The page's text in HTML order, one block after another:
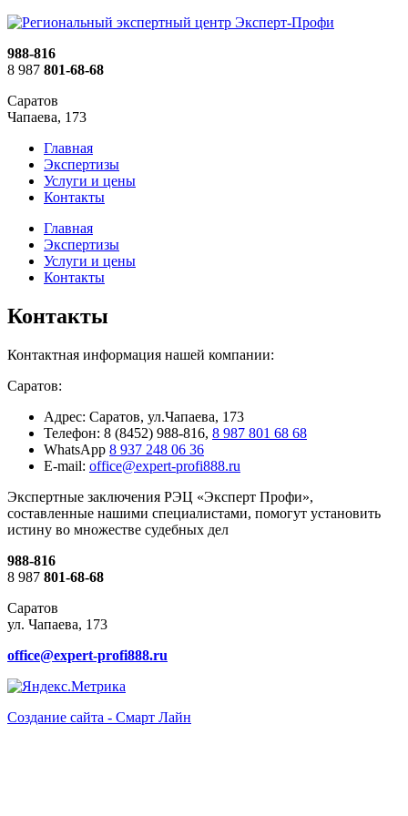
988-816
8 987 801-68-68
Саратов
Чапаева, 173
Главная
Экспертизы
Услуги и цены
Контакты
Главная
Экспертизы
Услуги и цены
Контакты
Контакты
Контактная информация нашей компании:
Саратов:
Адрес: Саратов, ул.Чапаева, 173
Телефон: 8 (8452) 988-816, 8 987 801 68 68
WhatsApp 8 937 248 06 36
E-mail: office@expert-profi888.ru
Экспертные заключения РЭЦ «Эксперт Профи»,
составленные нашими специалистами, помогут установить
истину во множестве судебных дел
988-816
8 987 801-68-68
Саратов
ул. Чапаева, 173
office@expert-profi888.ru
Создание сайта - Смарт Лайн